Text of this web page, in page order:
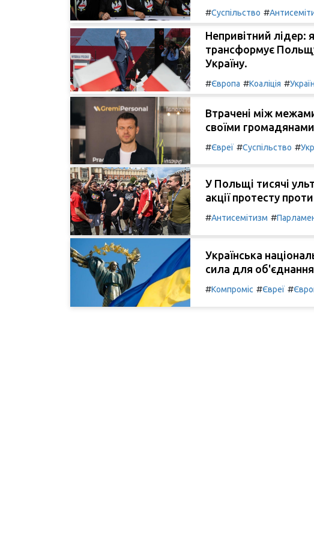
#Суспільство #
Непривітний лідер:
трансформує
Україну.
#Європа #Коаліція #
Втрачені між
своїми
#Євреї #Суспільство #
У Польщі тисячі
акції протесту
#Антисемітизм #
Українська
сила для
#Компроміс #Євреї #